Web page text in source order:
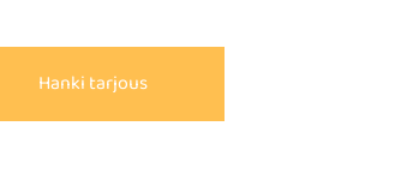
Hanki tarjous